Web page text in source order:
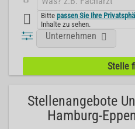
Bittepassen Sie Ihre
Inhalte zu sehen.
Unternehmen
Stellenangebote
Hamburg-